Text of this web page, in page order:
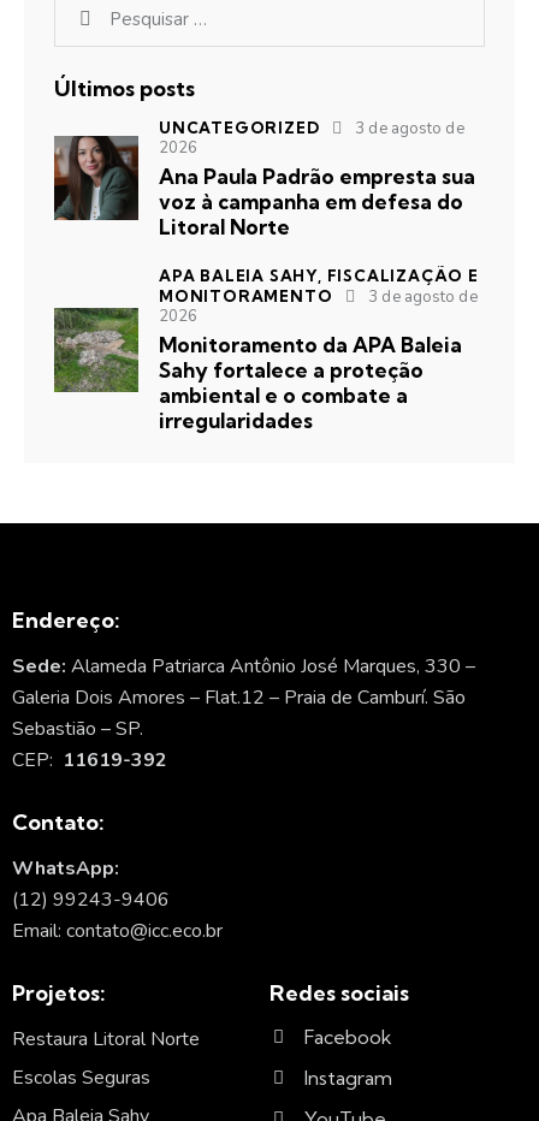
Últimos posts
UNCATEGORIZED
3 de agosto de
2026
Ana Paula Padrão empresta sua
voz à campanha em defesa do
Litoral Norte
APA BALEIA SAHY, FISCALIZAÇÃO E
MONITORAMENTO
3 de agosto de
2026
Monitoramento da APA Baleia
Sahy fortalece a proteção
ambiental e o combate a
irregularidades
Endereço:
Sede: Alameda Patriarca Antônio José Marques, 330 –
Galeria Dois Amores – Flat.12 – Praia de Camburí. São
Sebastião – SP.
CEP: 11619-392
Contato:
WhatsApp:
(12) 99243-9406
Email: contato@icc.eco.br
Projetos:
Restaura Litoral Norte
Escolas Seguras
Redes sociais
Facebook
Instagram